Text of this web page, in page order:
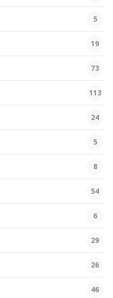
5
19
73
113
24
5
8
54
6
29
26
46